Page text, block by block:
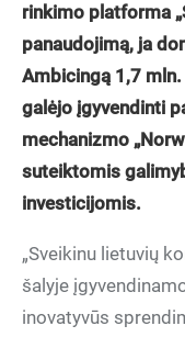
rinkimo platforma
panaudojimą, ja
Ambicingą 1,7
galėjo įgyvendinti
mechanizmo
suteiktomis
investicijomis.
„Sveikinu lietuvių
šalyje
inovatyvūs